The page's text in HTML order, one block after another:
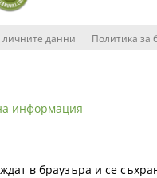
данни Политика за
информация
в браузъра и се